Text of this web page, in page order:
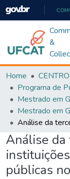
&
Home
Análise da
públicas